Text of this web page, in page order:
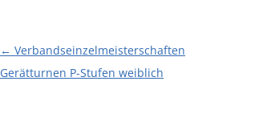
Beitragsnavigation
← Verbandseinzelmeisterschaften
Gerätturnen P-Stufen weiblich